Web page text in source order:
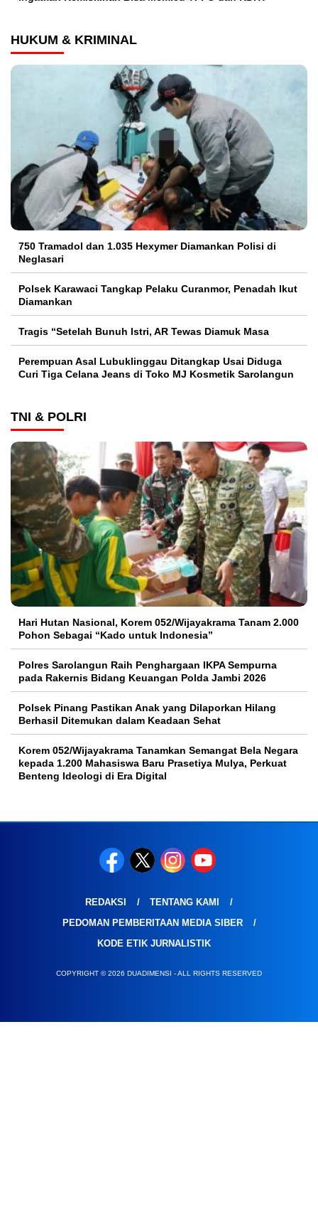
HUKUM & KRIMINAL
750 Tramadol dan 1.035 Hexymer Diamankan Polisi di
Neglasari
Polsek Karawaci Tangkap Pelaku Curanmor, Penadah Ikut
Diamankan
Tragis “Setelah Bunuh Istri, AR Tewas Diamuk Masa
Perempuan Asal Lubuklinggau Ditangkap Usai Diduga
Curi Tiga Celana Jeans di Toko MJ Kosmetik Sarolangun
TNI & POLRI
Hari Hutan Nasional, Korem 052/Wijayakrama Tanam 2.000
Pohon Sebagai “Kado untuk Indonesia”
Polres Sarolangun Raih Penghargaan IKPA Sempurna
pada Rakernis Bidang Keuangan Polda Jambi 2026
Polsek Pinang Pastikan Anak yang Dilaporkan Hilang
Berhasil Ditemukan dalam Keadaan Sehat
Korem 052/Wijayakrama Tanamkan Semangat Bela Negara
kepada 1.200 Mahasiswa Baru Prasetiya Mulya, Perkuat
Benteng Ideologi di Era Digital
REDAKSI
TENTANG KAMI
PEDOMAN PEMBERITAAN MEDIA SIBER
KODE ETIK JURNALISTIK
COPYRIGHT © 2026 DUADIMENSI - ALL RIGHTS RESERVED